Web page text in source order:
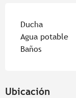
Ducha
Agua potable
Baños
Ubicación